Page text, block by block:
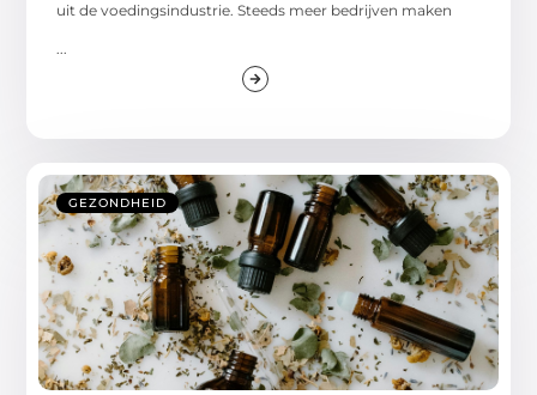
uit de voedingsindustrie. Steeds meer bedrijven maken
...
GEZONDHEID